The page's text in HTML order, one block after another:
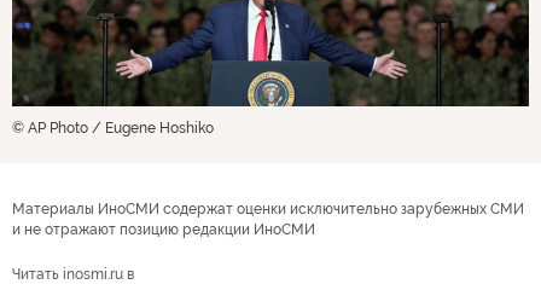
© AP Photo / Eugene Hoshiko
Материалы ИноСМИ содержат оценки исключительно зарубежных СМИ
и не отражают позицию редакции ИноСМИ
Читать inosmi.ru в